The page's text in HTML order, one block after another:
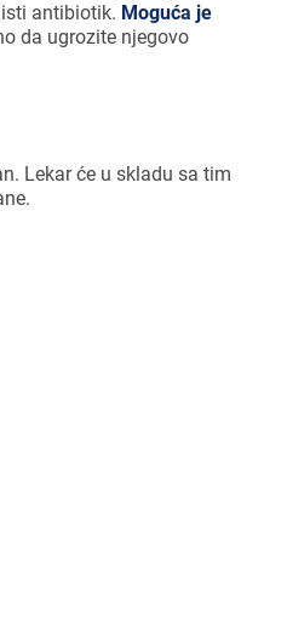
antibiotik. Moguća je
da ugrozite njegovo
Lekar će u skladu sa tim